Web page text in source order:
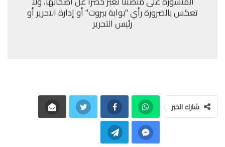
تعكس بالضرورة رأي "بوابة بيروت" أو إدارة التحرير أو
رئيس التحرير
شارك الخبر